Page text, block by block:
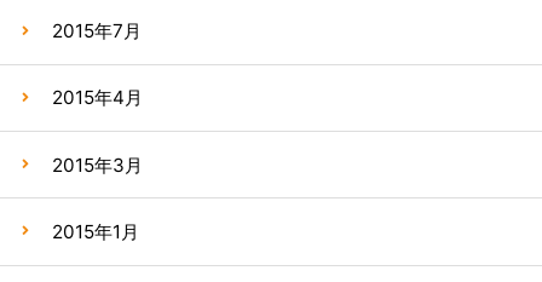
2015年7月
2015年4月
2015年3月
2015年1月